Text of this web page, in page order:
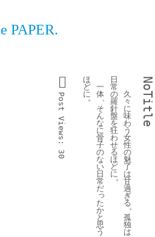
PAPER.
NoTitle
久
々
に
味
わ
う
女
性
の
魅
了
は
甘
過
ぎ
る。
孤
独
は
日
常
の
羅
針
盤
を
狂
わ
せ
る
ほ
ど
に。
一
体、
そ
ん
な
に
骨
子
の
な
い
日
常
だ
っ
た
か
と
思
う
ほ
ど
に。
Post
Views:
30